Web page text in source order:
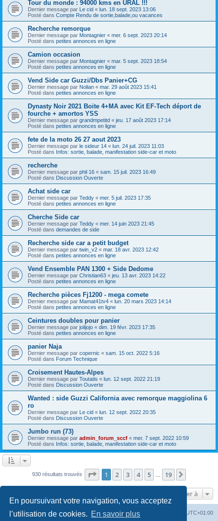
En poursuivant votre navigation, vous acceptez
l’utilisation de cookies. En savoir plus
Tour du monde : 94000 kms en URAL !!!
Dernier message par Le cid « lun. 18 sept. 2023 13:06
Posté dans Compte Rendu de sortie,balade,ou vacances
Recherche remorque
Dernier message par Montagnier « mer. 6 sept. 2023 20:14
Posté dans petites annonces en ligne
Camion occasion
Dernier message par Montagnier « mar. 5 sept. 2023 18:54
Posté dans petites annonces en ligne
Vend Side car Guzzi/Dbs Panier+CG
Dernier message par Nolian « mar. 29 août 2023 15:41
Posté dans petites annonces en ligne
Dynasty Noir 2021 Boite 4+MA avec Kit EF-Tech déport de
fourche + amortos YSS
Dernier message par grandmpetitd « jeu. 17 août 2023 17:14
Posté dans petites annonces en ligne
fete de la moto 26 27 aout 2023
Dernier message par le sideur 14 « lun. 24 juil. 2023 11:03
Posté dans Infos: sortie, balade, manifestation side-car et moto
recherche
Dernier message par phil 16 « sam. 15 juil. 2023 16:49
Posté dans Discussion Ouverte
Achat side car
Dernier message par Teddy « mer. 5 juil. 2023 17:35
Posté dans petites annonces en ligne
Cherche Side car
Dernier message par Teddy « mer. 14 juin 2023 21:45
Posté dans demandes de side
Recherche side car a petit budget
Dernier message par twin_v2 « mar. 18 avr. 2023 12:42
Posté dans petites annonces en ligne
Vend Ensemble PAN 1300 + Side Dedome
Dernier message par Christian63 « jeu. 13 avr. 2023 14:22
Posté dans petites annonces en ligne
Recherche pièces Fj1200 - mega comete
Dernier message par Mamat41tv4 « lun. 20 mars 2023 14:14
Posté dans petites annonces en ligne
Ceintures doubles pour panier
Dernier message par jolijojo « dim. 19 févr. 2023 17:35
Posté dans petites annonces en ligne
panier Naja
Dernier message par copernic « sam. 15 oct. 2022 5:16
Posté dans Forum Technique
Croisement Hautes-Alpes
Dernier message par Toutatis « lun. 12 sept. 2022 21:19
Posté dans Discussion Ouverte
Wanted : side Guzzi California avec remorque maggiolina 6
ro
Dernier message par Le cid « lun. 12 sept. 2022 20:35
Posté dans Discussion Ouverte
Jumbo run (73)
Dernier message par admin_forum_sccf « mer. 7 sept. 2022 10:59
Posté dans Infos: sortie, balade, manifestation side-car et moto
930 résultats trouvés Page 1sur19
1 2 3 4 5 19
Aller à
Index du forum UTC+01:00